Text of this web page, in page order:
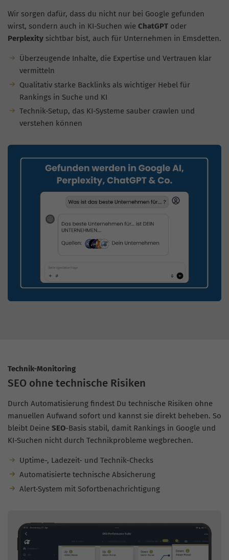
Wir sorgen dafür, dass du nicht nur bei Google gefunden
wirst, sondern auch in KI-Suchen wie ChatGPT oder
Perplexity sichtbar bist, auch für Unternehmen in Emsdetten.
Überzeugende Inhalte, die Expertise und Vertrauen klar
vermitteln
Qualitativ starke Backlinks als wichtiger Hebel für
Rankings in Suche und KI
Technik-Setup, das KI-Systeme sauber crawlen und
verstehen können
Technik-Monitoring
SEO ohne technische Risiken
Durch Automatisierung findest Du technische Risiken ohne
manuellen Aufwand sofort und kannst sie direkt beheben. So
bleibt Deine SEO-Basis stabil, damit Rankings in Google und
KI-Suchen nicht durch Technikprobleme wegbrechen.
Uptime-, Ladezeit- und Technik-Checks
Automatisierte technische Absicherung
Alert-System mit Sofortbenachrichtigung